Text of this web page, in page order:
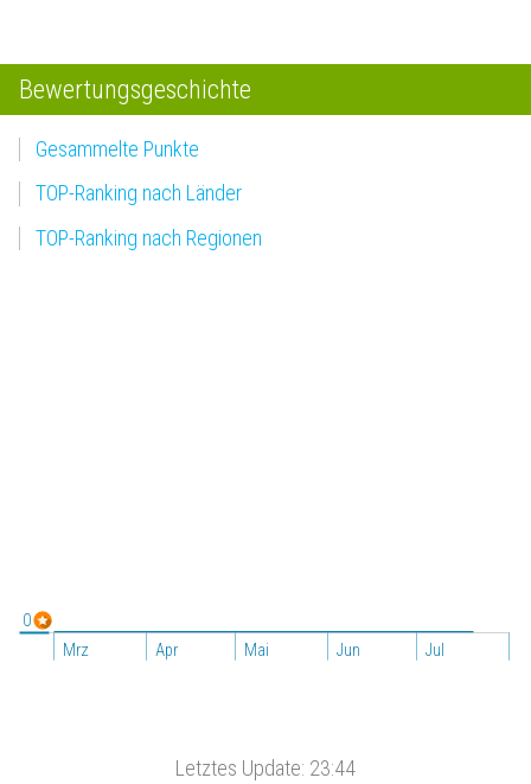
Bewertungsgeschichte
Gesammelte Punkte
TOP-Ranking nach Länder
TOP-Ranking nach Regionen
Mrz Apr Mai Jun Jul
0
Letztes Update: 23:44